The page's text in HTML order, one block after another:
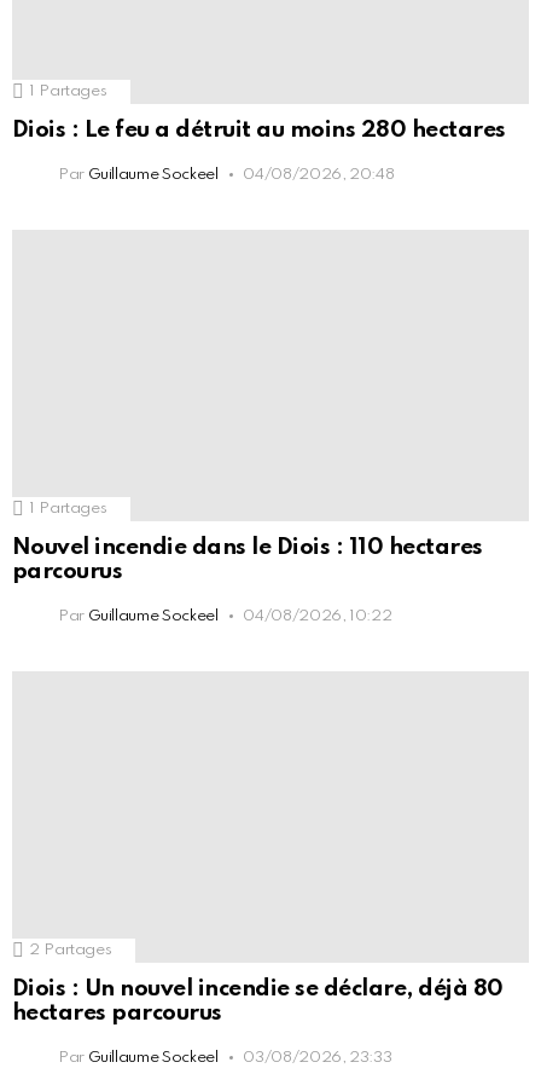
1 Partages
Diois : Le feu a détruit au moins 280 hectares
Par Guillaume Sockeel 04/08/2026, 20:48
1 Partages
Nouvel incendie dans le Diois : 110 hectares
parcourus
Par Guillaume Sockeel 04/08/2026, 10:22
2 Partages
Diois : Un nouvel incendie se déclare, déjà 80
hectares parcourus
Par Guillaume Sockeel 03/08/2026, 23:33